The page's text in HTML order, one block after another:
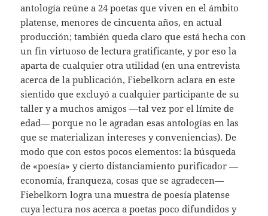
antología reúne a 24 poetas que viven en el ámbito
platense, menores de cincuenta años, en actual
producción; también queda claro que está hecha con
un fin virtuoso de lectura gratificante, y por eso la
aparta de cualquier otra utilidad (en una entrevista
acerca de la publicación, Fiebelkorn aclara en este
sientido que excluyó a cualquier participante de su
taller y a muchos amigos —tal vez por el límite de
edad— porque no le agradan esas antologías en las
que se materializan intereses y conveniencias). De
modo que con estos pocos elementos: la búsqueda
de «poesía» y cierto distanciamiento purificador —
economía, franqueza, cosas que se agradecen—
Fiebelkorn logra una muestra de poesía platense
cuya lectura nos acerca a poetas poco difundidos y